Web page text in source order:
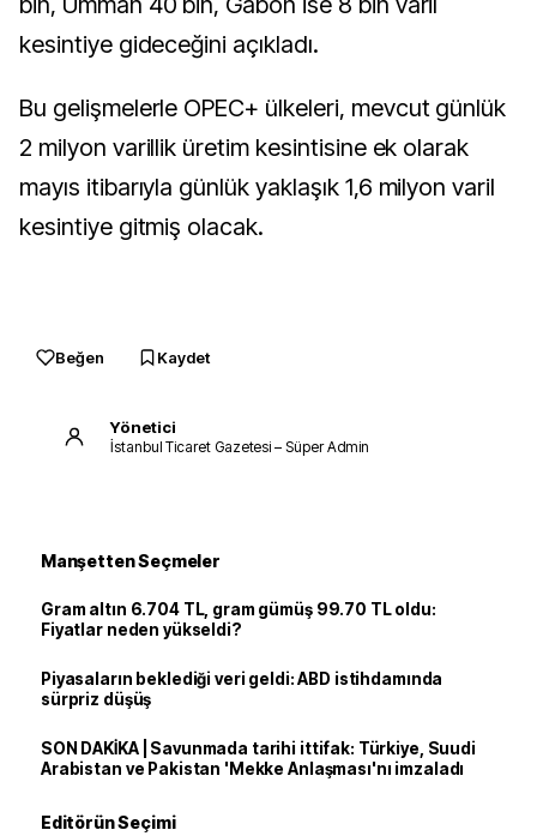
kesintiye gideceğini açıkladı.
Bu gelişmelerle OPEC+ ülkeleri, mevcut günlük
2 milyon varillik üretim kesintisine ek olarak
mayıs itibarıyla günlük yaklaşık 1,6 milyon varil
kesintiye gitmiş olacak.
Beğen Kaydet
Yönetici
İstanbul Ticaret Gazetesi – Süper Admin
Manşetten Seçmeler
Gram altın 6.704 TL, gram gümüş 99.70 TL oldu:
Fiyatlar neden yükseldi?
Piyasaların beklediği veri geldi: ABD istihdamında
sürpriz düşüş
SON DAKİKA | Savunmada tarihi ittifak: Türkiye, Suudi
Arabistan ve Pakistan 'Mekke Anlaşması'nı imzaladı
Editörün Seçimi